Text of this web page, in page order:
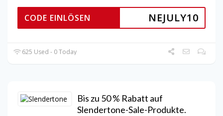
NEJULY10
CODE EINLÖSEN
625 Used - 0 Today
Bis zu 50 % Rabatt auf
Slendertone-Sale-Produkte.